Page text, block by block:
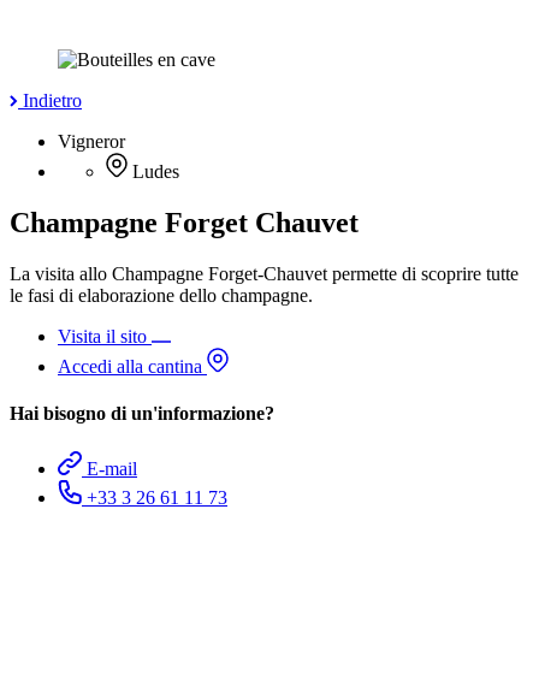
Indietro
Vigneror
Ludes
Champagne Forget Chauvet
La visita allo Champagne Forget-Chauvet permette di scoprire tutte
le fasi di elaborazione dello champagne.
Visita il sito
Accedi alla cantina
Hai bisogno di un'informazione?
E-mail
+33 3 26 61 11 73